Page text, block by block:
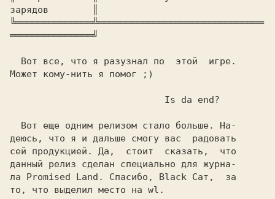
зарядов        ║
╚══════════════╩══════════════════════════════
═══════════════╝
Может кому-нить я помог ;)
деюсь, что я и дальше смогу вас  радовать
сей продукцией. Да,  стоит  сказать,  что
данный релиз сделан специально для журна-
ла Promised Land. Спасибо, Black Сат,  за
то, что выделил место на wl.